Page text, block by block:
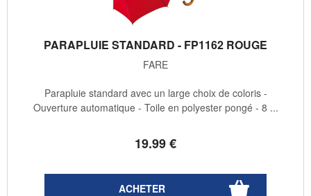
PARAPLUIE STANDARD - FP1162 ROUGE
FARE
19.99€
Parapluie standard avec un large choix de coloris -
Ouverture automatique - Toile en polyester pongé - 8 ...